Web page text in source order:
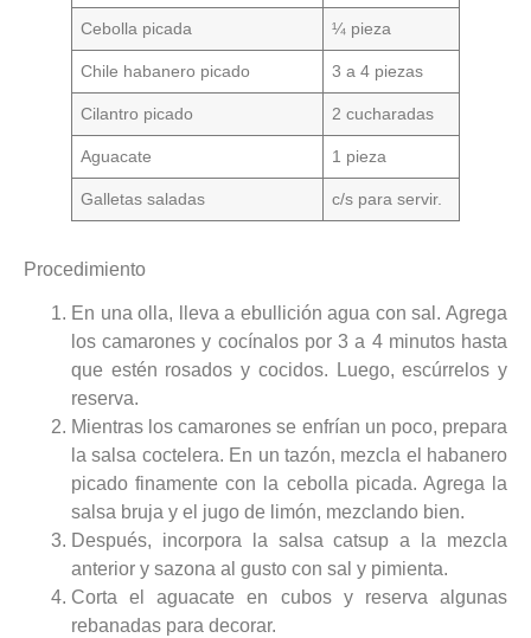
Cebolla picada ¼ pieza
Chile habanero picado 3 a 4 piezas
Cilantro picado 2 cucharadas
Aguacate 1 pieza
Galletas saladas c/s para servir.
Procedimiento
En una olla, lleva a ebullición agua con sal. Agrega
los camarones y cocínalos por 3 a 4 minutos hasta
que estén rosados y cocidos. Luego, escúrrelos y
reserva.
Mientras los camarones se enfrían un poco, prepara
la salsa coctelera. En un tazón, mezcla el habanero
picado finamente con la cebolla picada. Agrega la
salsa bruja y el jugo de limón, mezclando bien.
Después, incorpora la salsa catsup a la mezcla
anterior y sazona al gusto con sal y pimienta.
Corta el aguacate en cubos y reserva algunas
rebanadas para decorar.